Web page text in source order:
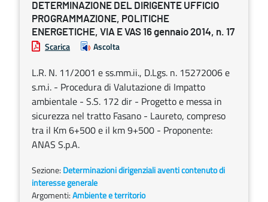
DETERMINAZIONE DEL DIRIGENTE UFFICIO
PROGRAMMAZIONE, POLITICHE
ENERGETICHE, VIA E VAS 16 gennaio 2014, n. 17
Scarica Ascolta
L.R. N. 11/2001 e ss.mm.ii., D.Lgs. n. 15272006 e
s.m.i. - Procedura di Valutazione di Impatto
ambientale - S.S. 172 dir - Progetto e messa in
sicurezza nel tratto Fasano - Laureto, compreso
tra il Km 6+500 e il km 9+500 - Proponente:
ANAS S.p.A.
Sezione: Determinazioni dirigenziali aventi contenuto di
interesse generale
Argomenti:Ambiente e territorio